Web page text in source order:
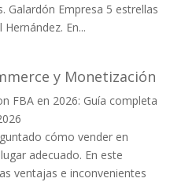
Galardón Empresa 5 estrellas
En...
y Monetización
FBA en 2026: Guía completa
cómo vender en
adecuado. En este
ventajas e inconvenientes